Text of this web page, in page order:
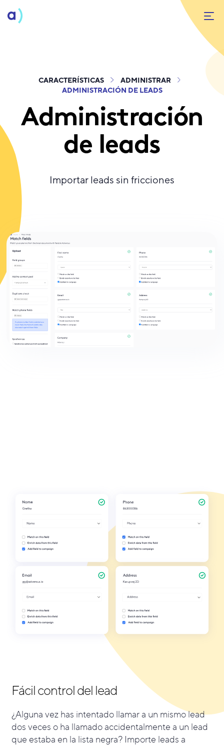
CARACTERÍSTICAS
ADMINISTRAR
ADMINISTRACIÓN DE LEADS
Administración
de leads
Importar leads sin fricciones
Fácil control del lead
¿Alguna vez has intentado llamar a un mismo lead
dos veces o ha llamado accidentalmente a un lead
que estaba en la lista negra? Importe leads a